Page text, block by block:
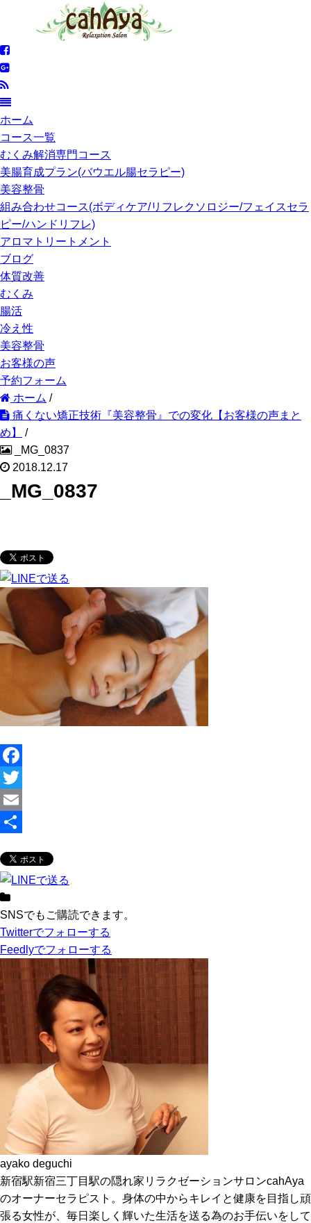
ホーム
コース一覧
むくみ解消専門コース
美腸育成プラン(バウエル腸セラピー)
美容整骨
組み合わせコース(ボディケア/リフレクソロジー/フェイスセラ
ピー/ハンドリフレ)
アロマトリートメント
ブログ
体質改善
むくみ
腸活
冷え性
美容整骨
お客様の声
予約フォーム
ホーム /
痛くない矯正技術『美容整骨』での変化【お客様の声まと
め】
/
_MG_0837
2018.12.17
_MG_0837
F
a
c
b
o
k
T
w
t
e
r
E
a
l
有
SNSでもご購読できます。
Twitterでフォローする
Feedlyでフォローする
ayako deguchi
新宿駅新宿三丁目駅の隠れ家リラクゼーションサロンcahAya
のオーナーセラピスト。身体の中からキレイと健康を目指し頑
張る女性が、毎日楽しく輝いた生活を送る為のお手伝いをして